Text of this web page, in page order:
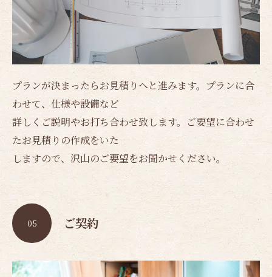
プランが決まったらお見積りへと進みます。プランに合
わせて、仕様や設備など
詳しくご説明やお打ち合わせ致します。ご要望に合わせ
たお見積りの作成をいた
しますので、沢山のご要望をお聞かせください。
ご契約
05